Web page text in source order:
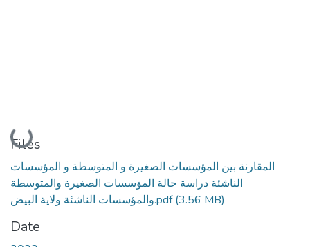
Loading...
Files
المقارنة بين المؤسسات الصغيرة و المتوسطة و المؤسسات
الناشئة دراسة حالة المؤسسات الصغيرة والمتوسطة
والمؤسسات الناشئة ولاية البيض.pdf(3.56 MB)
Date